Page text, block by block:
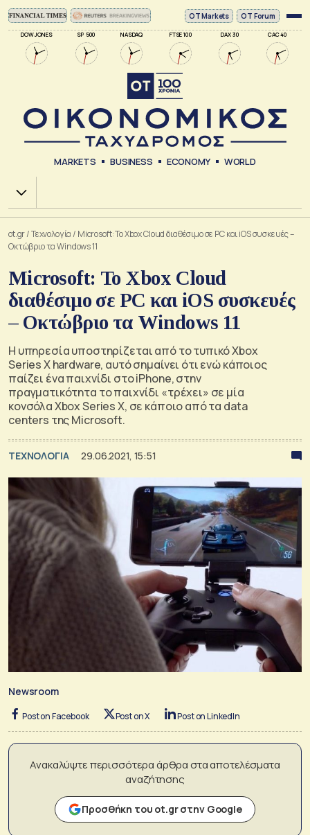
DOW JONES SP 500 NASDAQ FTSE 100 DAX 30 CAC 40
ΟΤ Markets OT Forum
MARKETS BUSINESS ECONOMY WORLD
Χ.Α.
ot.gr/Τεχνολογία / Microsoft: Το Xbox Cloud διαθέσιμο σε PC και iOS συσκευές –
Οκτώβριο τα Windows 11
Microsoft: Το Xbox Cloud
διαθέσιμο σε PC και iOS συσκευές
– Οκτώβριο τα Windows 11
Η υπηρεσία υποστηρίζεται από το τυπικό Xbox
Series X hardware, αυτό σημαίνει ότι ενώ κάποιος
παίζει ένα παιχνίδι στο iPhone, στην
πραγματικότητα το παιχνίδι «τρέχει» σε μία
κονσόλα Xbox Series X, σε κάποιο από τα data
centers της Microsoft.
ΤΕΧΝΟΛΟΓΙΑ 29.06.2021, 15:51
Newsroom
Post on Facebook Post on X Post on LinkedIn
Ανακαλύψτε περισσότερα άρθρα στα αποτελέσματα
αναζήτησης
Προσθήκη του ot.gr στην Google